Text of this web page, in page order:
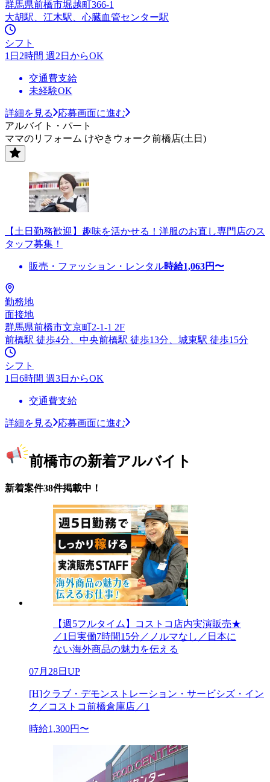
群馬県前橋市堀越町366-1
大胡駅、江木駅、心臓血管センター駅
シフト
1日2時間 週2日からOK
交通費支給
未経験OK
詳細を見る
応募画面に進む
アルバイト・パート
ママのリフォーム けやきウォーク前橋店(土日)
【土日勤務歓迎】趣味を活かせる！洋服のお直し専門店のス
タッフ募集！
販売・ファッション・レンタル時給1,063円〜
勤務地
面接地
群馬県前橋市文京町2-1-1 2F
前橋駅 徒歩4分、中央前橋駅 徒歩13分、城東駅 徒歩15分
シフト
1日6時間 週3日からOK
交通費支給
詳細を見る 応募画面に進む
前橋市の新着アルバイト
新着案件38件掲載中！
【週5フルタイム】コストコ店内実演販売★
／1日実働7時間15分／ノルマなし／日本に
ない海外商品の魅力を伝える
07月28日UP
[H]クラブ・デモンストレーション・サービシズ・イン
ク／コストコ前橋倉庫店／1
時給1,300円〜